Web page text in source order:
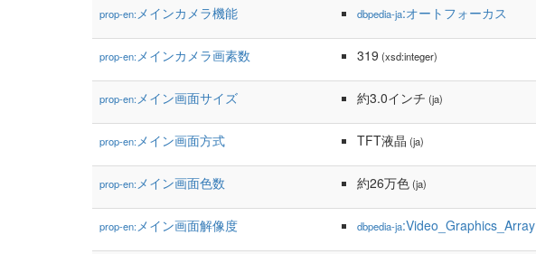
prop-en:メインカメラ機能 dbpedia-ja:オートフォーカス
prop-en:メインカメラ画素数 319 (xsd:integer)
prop-en:メイン画面サイズ 約3.0インチ (ja)
prop-en:メイン画面方式 TFT液晶 (ja)
prop-en:メイン画面色数 約26万色(ja)
prop-en:メイン画面解像度 dbpedia-ja:Video_Graphics_Array